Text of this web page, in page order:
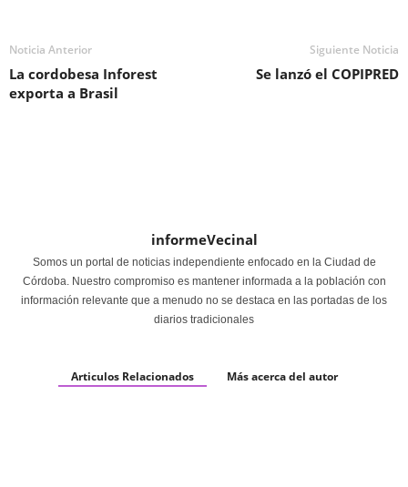
Noticia Anterior
La cordobesa Inforest
exporta a Brasil
Siguiente Noticia
Se lanzó el COPIPRED
informeVecinal
Somos un portal de noticias independiente enfocado en la Ciudad de
Córdoba. Nuestro compromiso es mantener informada a la población con
información relevante que a menudo no se destaca en las portadas de los
diarios tradicionales
Articulos Relacionados Más acerca del autor